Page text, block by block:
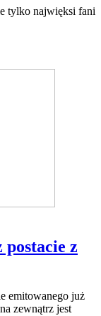
tylko najwięksi fani
postacie z
emitowanego już
zewnątrz jest